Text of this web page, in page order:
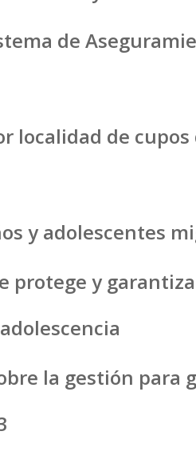
de
localidad de
y adolescentes
protege y
la gestión para